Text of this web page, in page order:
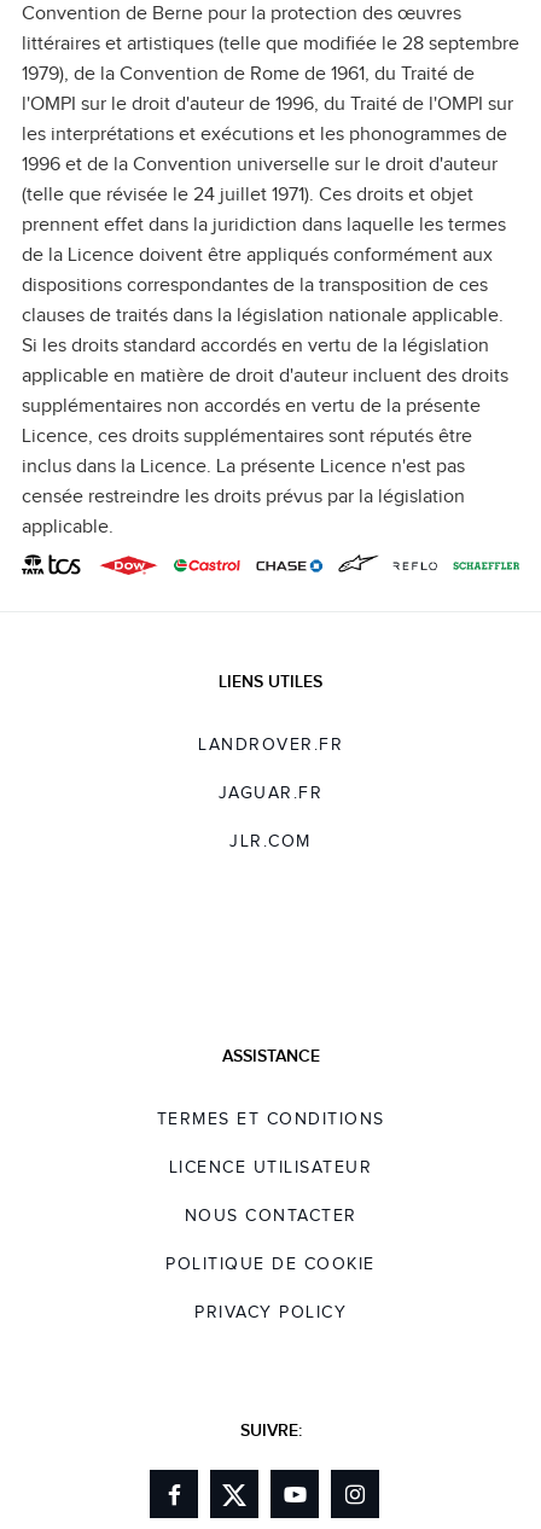
Convention de Berne pour la protection des œuvres
littéraires et artistiques (telle que modifiée le 28 septembre
1979), de la Convention de Rome de 1961, du Traité de
l'OMPI sur le droit d'auteur de 1996, du Traité de l'OMPI sur
les interprétations et exécutions et les phonogrammes de
1996 et de la Convention universelle sur le droit d'auteur
(telle que révisée le 24 juillet 1971). Ces droits et objet
prennent effet dans la juridiction dans laquelle les termes
de la Licence doivent être appliqués conformément aux
dispositions correspondantes de la transposition de ces
clauses de traités dans la législation nationale applicable.
Si les droits standard accordés en vertu de la législation
applicable en matière de droit d'auteur incluent des droits
supplémentaires non accordés en vertu de la présente
Licence, ces droits supplémentaires sont réputés être
inclus dans la Licence. La présente Licence n'est pas
censée restreindre les droits prévus par la législation
applicable.
LIENS UTILES
LANDROVER.FR
JAGUAR.FR
JLR.COM
ASSISTANCE
TERMES ET CONDITIONS
LICENCE UTILISATEUR
NOUS CONTACTER
POLITIQUE DE COOKIE
PRIVACY POLICY
SUIVRE: